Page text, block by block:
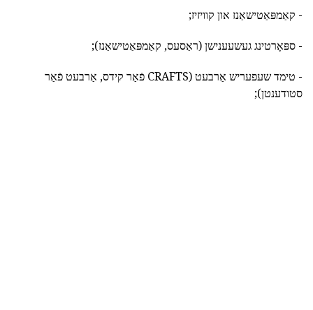
- קאַמפּאַטישאַנז און קוויזיז;
- ספּאָרטינג געשעענישן (ראַסעס, קאַמפּאַטישאַנז);
- טימד שעפעריש אַרבעט (CRAFTS פֿאַר קידס, אַרבעט פֿאַר
סטודענטן);